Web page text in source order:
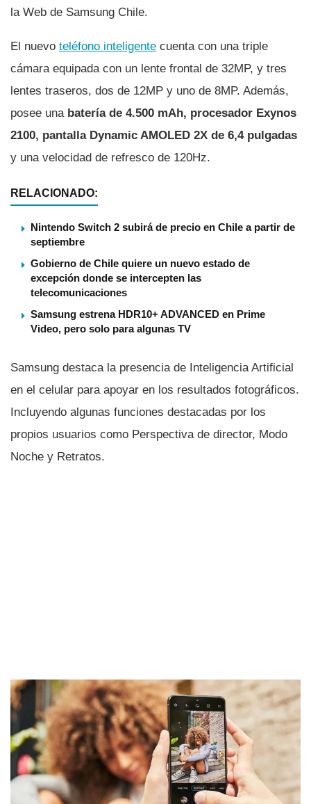
la Web de Samsung Chile.
El nuevo teléfono inteligente cuenta con una triple
cámara equipada con un lente frontal de 32MP, y tres
lentes traseros, dos de 12MP y uno de 8MP. Además,
posee una batería de 4.500 mAh, procesador Exynos
2100, pantalla Dynamic AMOLED 2X de 6,4 pulgadas
y una velocidad de refresco de 120Hz.
RELACIONADO:
Nintendo Switch 2 subirá de precio en Chile a partir de
septiembre
Gobierno de Chile quiere un nuevo estado de
excepción donde se intercepten las
telecomunicaciones
Samsung estrena HDR10+ ADVANCED en Prime
Video, pero solo para algunas TV
Samsung destaca la presencia de Inteligencia Artificial
en el celular para apoyar en los resultados fotográficos.
Incluyendo algunas funciones destacadas por los
propios usuarios como Perspectiva de director, Modo
Noche y Retratos.